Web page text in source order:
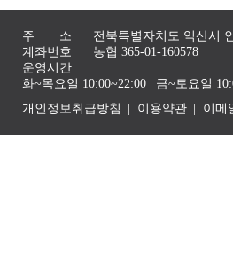
주 소
전북특별자치도 익산시
계좌번호
농협 365-01-160578
운영시간
화~목요일 10:00~22:00 | 금~토요일
개인정보취급방침
이용약관 이메